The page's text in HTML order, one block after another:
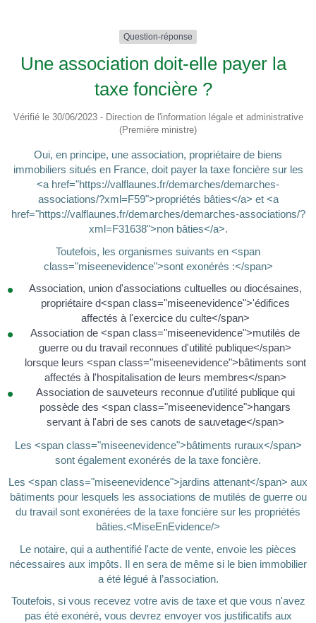
Question-réponse
Une association doit-elle payer la
taxe foncière ?
Vérifié le 30/06/2023 - Direction de l'information légale et administrative
(Première ministre)
Oui, en principe, une association, propriétaire de biens
immobiliers situés en France, doit payer la taxe foncière sur les
<a href="https://valflaunes.fr/demarches/demarches-
associations/?xml=F59">propriétés bâties</a> et <a
href="https://valflaunes.fr/demarches/demarches-associations/?
xml=F31638">non bâties</a>.
Toutefois, les organismes suivants en <span
class="miseenevidence">sont exonérés :</span>
Association, union d'associations cultuelles ou diocésaines,
propriétaire d<span class="miseenevidence">'édifices
affectés à l'exercice du culte</span>
Association de <span class="miseenevidence">mutilés de
guerre ou du travail reconnues d'utilité publique</span>
lorsque leurs <span class="miseenevidence">bâtiments sont
affectés à l'hospitalisation de leurs membres</span>
Association de sauveteurs reconnue d'utilité publique qui
possède des <span class="miseenevidence">hangars
servant à l'abri de ses canots de sauvetage</span>
Les <span class="miseenevidence">bâtiments ruraux</span>
sont également exonérés de la taxe foncière.
Les <span class="miseenevidence">jardins attenant</span> aux
bâtiments pour lesquels les associations de mutilés de guerre ou
du travail sont exonérées de la taxe foncière sur les propriétés
bâties.<MiseEnEvidence/>
Le notaire, qui a authentifié l'acte de vente, envoie les pièces
nécessaires aux impôts. Il en sera de même si le bien immobilier
a été légué à l’association.
Toutefois, si vous recevez votre avis de taxe et que vous n'avez
pas été exonéré, vous devrez envoyer vos justificatifs aux